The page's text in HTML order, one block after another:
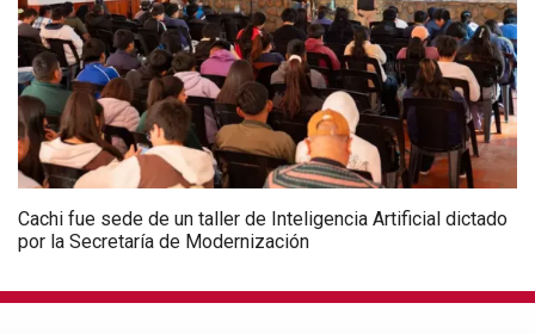
Cachi fue sede de un taller de Inteligencia Artificial dictado
por la Secretaría de Modernización